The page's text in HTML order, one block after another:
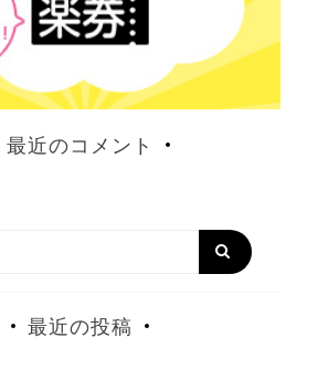
最近のコメント
最近の投稿